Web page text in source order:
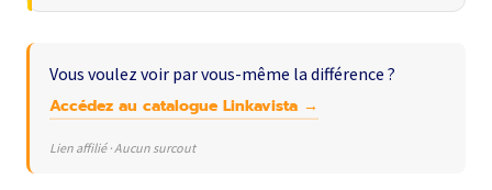
Vous voulez voir par vous-même la différence ?
Accédez au catalogue Linkavista →
Lien affilié · Aucun surcout